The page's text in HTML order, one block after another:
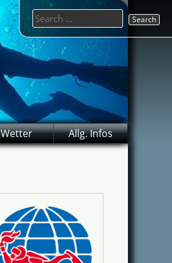
Wetter Allg. Infos
Search
for: